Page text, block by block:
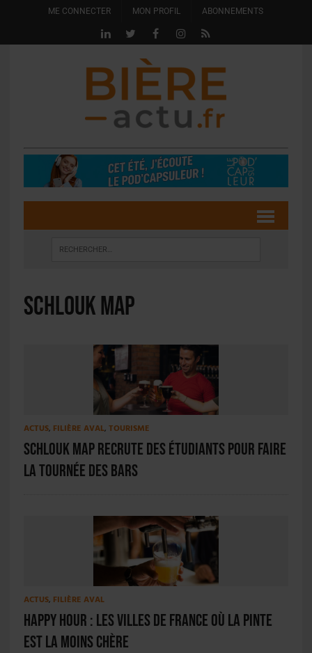
ME CONNECTER MON PROFIL ABONNEMENTS
Schlouk Map
ACTUS, FILIÈRE AVAL, TOURISME
Schlouk Map recrute des étudiants pour faire
la tournée des bars
ACTUS, FILIÈRE AVAL
Happy hour : les villes de France où la pinte
est la moins chère